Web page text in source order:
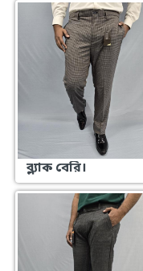
ব্ল্যাক বেরি।